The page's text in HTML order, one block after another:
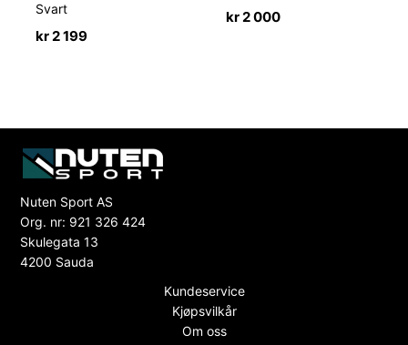
Svart
kr2 199
kr2 000
Nuten Sport AS
Org. nr: 921 326 424
Skulegata 13
4200 Sauda
Kundeservice
Kjøpsvilkår
Om oss